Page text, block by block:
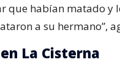
que habían matado y
a su hermano”,
La Cisterna